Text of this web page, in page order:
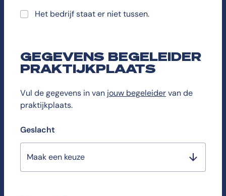
Het bedrijf staat er niet tussen.
GEGEVENS BEGELEIDER
PRAKTIJKPLAATS
Vul de gegevens in van jouw begeleidervan de
praktijkplaats.
Geslacht
Maak een keuze